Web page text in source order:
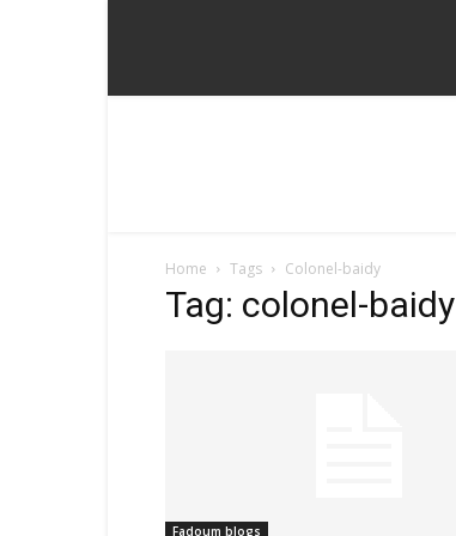
Home Tags Colonel-baidy
Tag: colonel-baidy
Fadoum blogs